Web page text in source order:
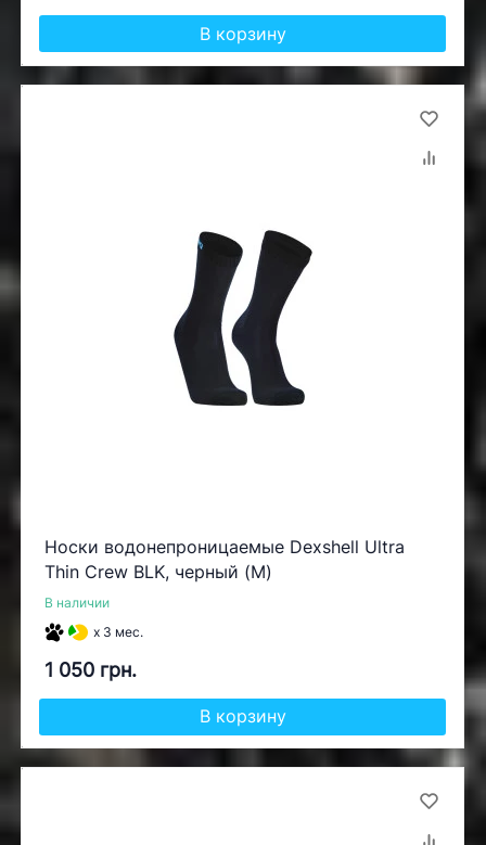
В корзину
Носки водонепроницаемые Dexshell Ultra
Thin Crew BLK, черный (M)
В наличии
x 3 мес.
1 050 грн.
В корзину